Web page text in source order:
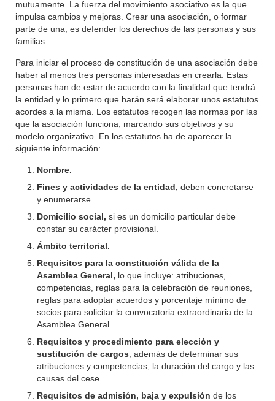
mutuamente. La fuerza del movimiento asociativo es la que
impulsa cambios y mejoras. Crear una asociación, o formar
parte de una, es defender los derechos de las personas y sus
familias.
Para iniciar el proceso de constitución de una asociación debe
haber al menos tres personas interesadas en crearla. Estas
personas han de estar de acuerdo con la finalidad que tendrá
la entidad y lo primero que harán será elaborar unos estatutos
acordes a la misma. Los estatutos recogen las normas por las
que la asociación funciona, marcando sus objetivos y su
modelo organizativo. En los estatutos ha de aparecer la
siguiente información:
Nombre.
Fines y actividades de la entidad, deben concretarse
y enumerarse.
Domicilio social, si es un domicilio particular debe
constar su carácter provisional.
Ámbito territorial.
Requisitos para la constitución válida de la
Asamblea General, lo que incluye: atribuciones,
competencias, reglas para la celebración de reuniones,
reglas para adoptar acuerdos y porcentaje mínimo de
socios para solicitar la convocatoria extraordinaria de la
Asamblea General.
Requisitos y procedimiento para elección y
sustitución de cargos , además de determinar sus
atribuciones y competencias, la duración del cargo y las
causas del cese.
Requisitos de admisión, baja y expulsión de los